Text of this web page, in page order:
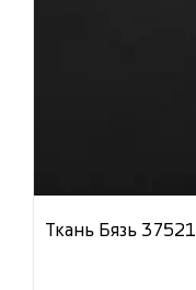
Ткань Бязь 37521